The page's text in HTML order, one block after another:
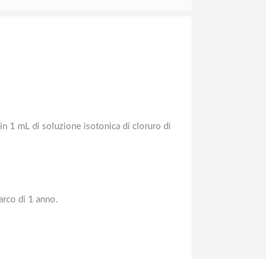
1 mL di soluzione isotonica di cloruro di
di 1 anno.